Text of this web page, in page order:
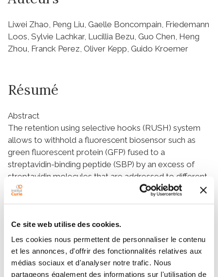
Ce site web utilise des cookies.
Les cookies nous permettent de personnaliser le contenu
et les annonces, d'offrir des fonctionnalités relatives aux
médias sociaux et d'analyser notre trafic. Nous
partageons également des informations sur l'utilisation de
Liwei Zhao, Peng Liu, Gaelle Boncompain, Friedemann
Loos, Sylvie Lachkar, Lucillia Bezu, Guo Chen, Heng
Zhou, Franck Perez, Oliver Kepp, Guido Kroemer
Résumé
Abstract
The retention using selective hooks (RUSH) system
allows to withhold a fluorescent biosensor such as
green fluorescent protein (GFP) fused to a
streptavidin-binding peptide (SBP) by an excess of
streptavidin molecules that are addressed to different
subcellular localizations. Addition of biotin
line co-expressing soluble secretory-SBP-GFP (ss-
SBP-GFP) and streptavidin within the endoplasmic
reticulum (ER) lumen and then used this system to
screen a compound library for inhibitors of the biotin-
induced release of ss-SBP-GFP via the conventional